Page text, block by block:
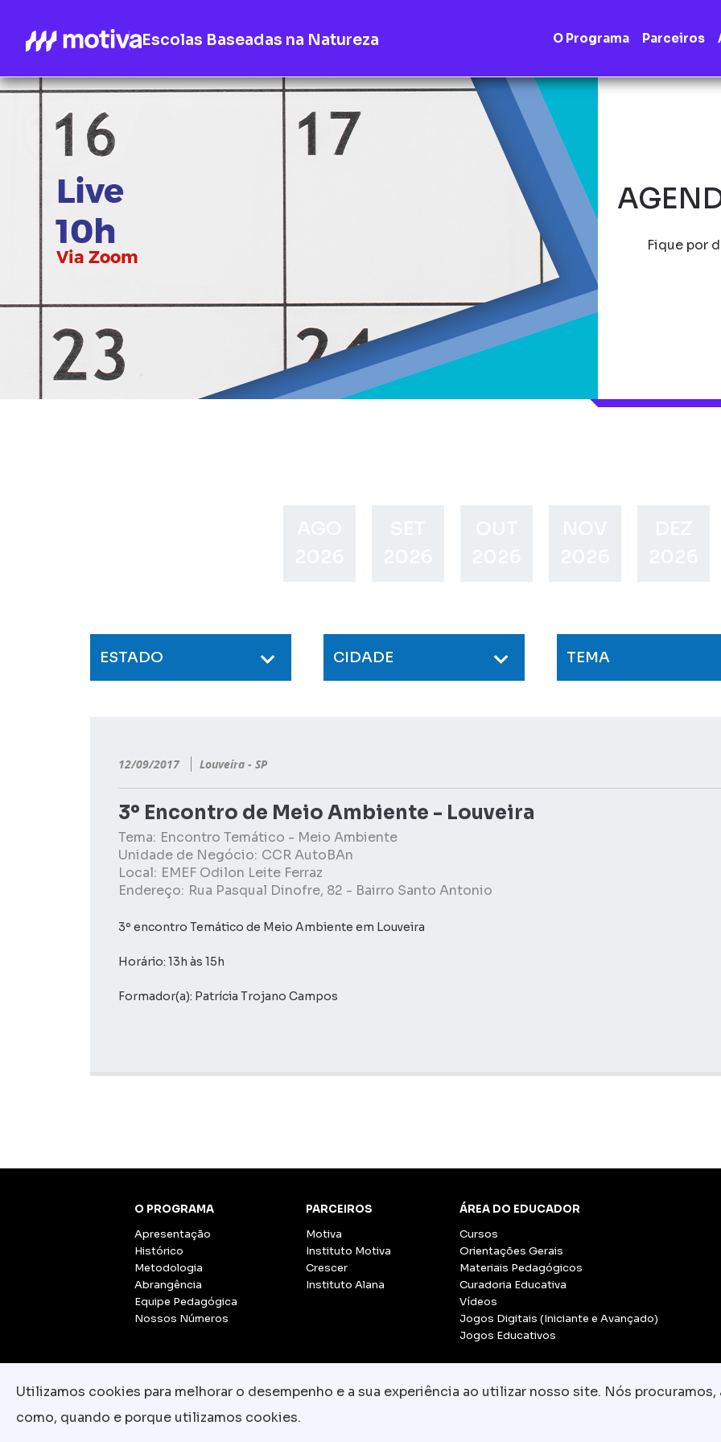
Escolas Baseadas na Natureza O Programa Parceiros
Fique por
ESTADO CIDADE TEMA
12/09/2017 Louveira - SP
3º Encontro de Meio Ambiente - Louveira
Tema: Encontro Temático - Meio Ambiente
Unidade de Negócio: CCR AutoBAn
Local: EMEF Odilon Leite Ferraz
Endereço: Rua Pasqual Dinofre, 82 - Bairro Santo Antonio
3º encontro Temático de Meio Ambiente em Louveira
Horário: 13h às 15h
Formador(a): Patrícia Trojano Campos
O PROGRAMA
Apresentação
Histórico
Metodologia
Abrangência
Equipe Pedagógica
Nossos Números
PARCEIROS
Motiva
Instituto Motiva
Crescer
Instituto Alana
ÁREA DO EDUCADOR
Cursos
Orientações Gerais
Materiais Pedagógicos
Curadoria Educativa
Vídeos
Jogos Digitais (Iniciante e Avançado)
Jogos Educativos
Utilizamos cookies para melhorar o desempenho e a sua experiência ao utilizar nosso site. Nós
como, quando e porque utilizamos cookies.